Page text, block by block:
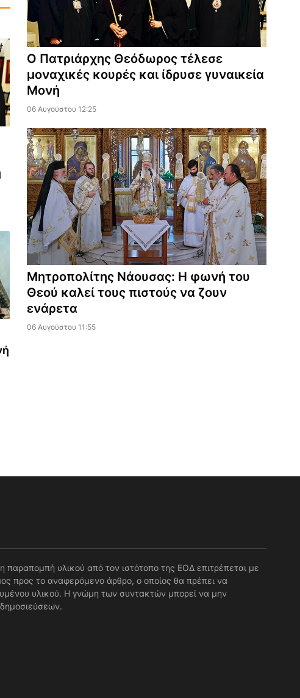
Ο Πατριάρχης Θεόδωρος τέλεσε
μοναχικές κουρές και ίδρυσε γυναικεία
Μονή
06 Αυγούστου 12:25
Μητροπολίτης Νάουσας: Η φωνή του
Θεού καλεί τους πιστούς να ζουν
ενάρετα
06 Αυγούστου 11:55
παραπομπή υλικού από τον ιστότοπο της ΕΟΔ επιτρέπεται με
προς το αναφερόμενο άρθρο, ο οποίος θα πρέπει να
υλικού. Η γνώμη των συντακτών μπορεί να μην